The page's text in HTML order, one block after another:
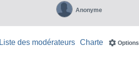
Anonyme
Options
Charte
Liste des modérateurs